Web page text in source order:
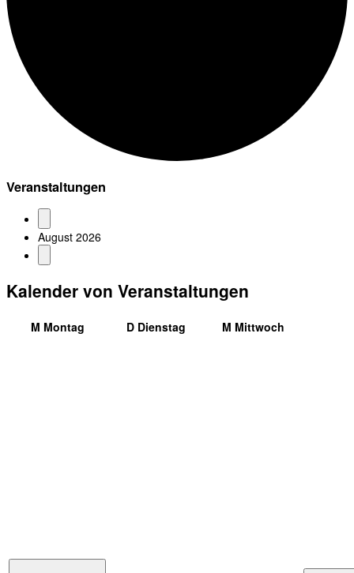
Veranstaltungen
August 2026
Kalender von Veranstaltungen
M Montag D Dienstag M Mittwoch